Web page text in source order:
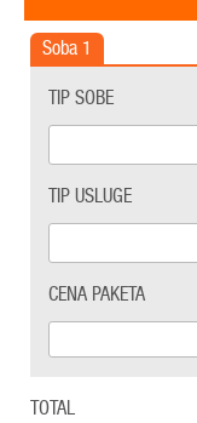
Soba 1
TIP SOBE
TIP USLUGE
CENA PAKETA
TOTAL